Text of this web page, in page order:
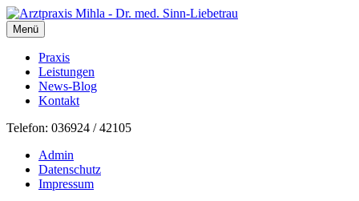
Menü
Praxis
Leistungen
News-Blog
Kontakt
Telefon: 036924 / 42105
Admin
Datenschutz
Impressum